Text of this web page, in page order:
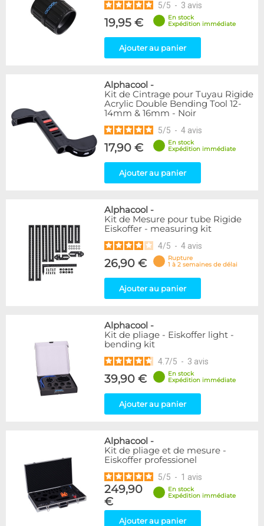
5/5 - 3 avis
19,95 €
En stock
Expédition immédiate
Ajouter au panier
Alphacool -
Kit de Cintrage pour Tuyau Rigide
Acrylic Double Bending Tool 12-
14mm & 16mm - Noir
5/5 - 4 avis
17,90 €
En stock
Expédition immédiate
Ajouter au panier
Alphacool -
Kit de Mesure pour tube Rigide
Eiskoffer - measuring kit
4/5 - 4 avis
26,90 €
Rupture
1 à 2 semaines de délai
Ajouter au panier
Alphacool -
Kit de pliage - Eiskoffer light -
bending kit
4.7/5 - 3 avis
39,90 €
En stock
Expédition immédiate
Ajouter au panier
Alphacool -
Kit de pliage et de mesure -
Eiskoffer professionel
5/5 - 1 avis
249,90
€
En stock
Expédition immédiate
Ajouter au panier